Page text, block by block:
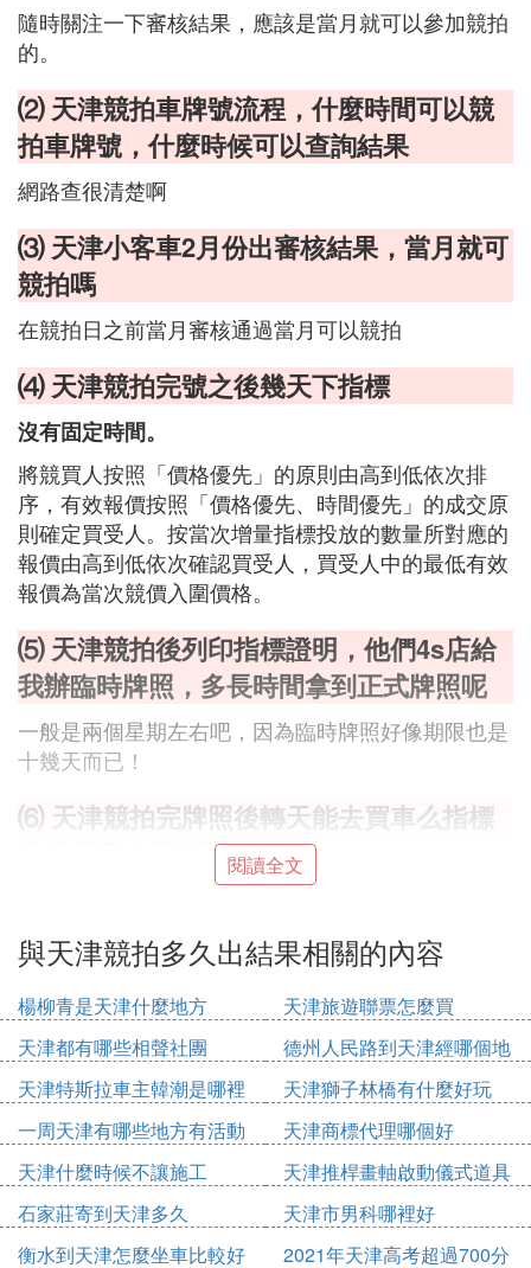
隨時關注一下審核結果，應該是當月就可以參加競拍
的。
⑵ 天津競拍車牌號流程，什麼時間可以競
拍車牌號，什麼時候可以查詢結果
網路查很清楚啊
⑶ 天津小客車2月份出審核結果，當月就可
競拍嗎
在競拍日之前當月審核通過當月可以競拍
⑷ 天津競拍完號之後幾天下指標
沒有固定時間。
將競買人按照「價格優先」的原則由高到低依次排
序，有效報價按照「價格優先、時間優先」的成交原
則確定買受人。按當次增量指標投放的數量所對應的
報價由高到低依次確認買受人，買受人中的最低有效
報價為當次競價入圍價格。
⑸ 天津競拍後列印指標證明，他們4s店給
我辦臨時牌照，多長時間拿到正式牌照呢
一般是兩個星期左右吧，因為臨時牌照好像期限也是
十幾天而已！
⑹ 天津競拍完牌照後轉天能去買車么指標
激活需要多長時間
⑺ 天津搖號幾號出結果
天津小客車搖號結果的查詢時間：
1、每月25號公布審核結果，審核通過每月26號上午
10點搖號。
2、搖號結果26日11點左右網上搖號網站查詢就可以
了。
3、通過查詢確認自己中簽的申請者可以在網上自行
下載列印或者到指定的對外辦公窗口領取指標證明文
件。
閱讀全文
與天津競拍多久出結果相關的內容
楊柳青是天津什麼地方
天津旅遊聯票怎麼買
天津都有哪些相聲社團
德州人民路到天津經哪個地
方
天津特斯拉車主韓潮是哪裡
天津獅子林橋有什麼好玩
一周天津有哪些地方有活動
天津商標代理哪個好
天津什麼時候不讓施工
天津推桿畫軸啟動儀式道具
多少錢
石家莊寄到天津多久
天津市男科哪裡好
衡水到天津怎麼坐車比較好
2021年天津高考超過700分